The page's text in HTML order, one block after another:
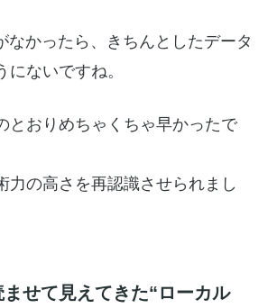
なかったら、きちんとしたデータ
にないですね。
とおりめちゃくちゃ早かったで
力の高さを再認識させられまし
せて見えてきた“ローカル